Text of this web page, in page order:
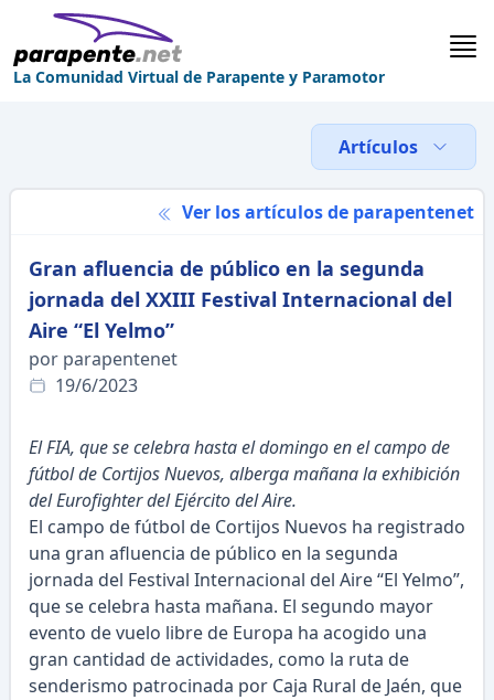
La Comunidad Virtual de Parapente y Paramotor
Artículos
Ver los artículos de parapentenet
Gran afluencia de público en la segunda
jornada del XXIII Festival Internacional del
Aire “El Yelmo”
por parapentenet
19/6/2023
El FIA, que se celebra hasta el domingo en el campo de
fútbol de Cortijos Nuevos, alberga mañana la exhibición
del Eurofighter del Ejército del Aire.
El campo de fútbol de Cortijos Nuevos ha registrado
una gran afluencia de público en la segunda
jornada del Festival Internacional del Aire “El Yelmo”,
que se celebra hasta mañana. El segundo mayor
evento de vuelo libre de Europa ha acogido una
gran cantidad de actividades, como la ruta de
senderismo patrocinada por Caja Rural de Jaén, que